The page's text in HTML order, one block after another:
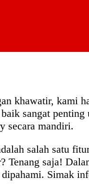
khawatir, kami
sangat penting
secara mandiri.
salah satu
saja!
Simak